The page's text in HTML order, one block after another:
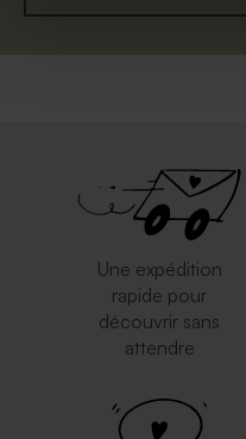
Une expédition
rapide pour
découvrir sans
attendre